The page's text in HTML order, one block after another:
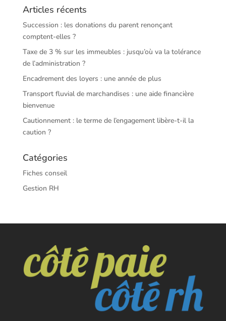
Articles récents
Succession : les donations du parent renonçant
comptent-elles ?
Taxe de 3 % sur les immeubles : jusqu’où va la tolérance
de l’administration ?
Encadrement des loyers : une année de plus
Transport fluvial de marchandises : une aide financière
bienvenue
Cautionnement : le terme de l’engagement libère-t-il la
caution ?
Catégories
Fiches conseil
Gestion RH